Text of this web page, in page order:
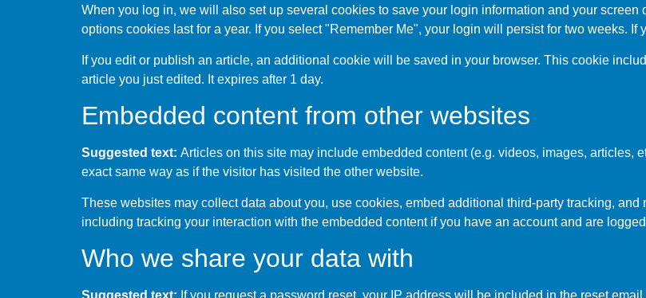
When you log in, we will also set up several cookies to save your login information and your
options cookies last for a year. If you select "Remember Me", your login will persist for two weeks.
If you edit or publish an article, an additional cookie will be saved in your browser. This cookie
article you just edited. It expires after 1 day.
Embedded content from other websites
Suggested text: Articles on this site may include embedded content (e.g. videos, images, articles,
exact same way as if the visitor has visited the other website.
These websites may collect data about you, use cookies, embed additional third-party tracking,
including tracking your interaction with the embedded content if you have an account and are
Who we share your data with
Suggested text: If you request a password reset, your IP address will be included in the reset email.